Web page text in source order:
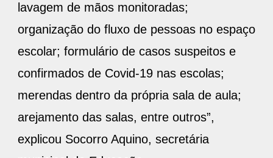
lavagem de mãos monitoradas;
organização do fluxo de pessoas no espaço
escolar; formulário de casos suspeitos e
confirmados de Covid-19 nas escolas;
merendas dentro da própria sala de aula;
arejamento das salas, entre outros”,
explicou Socorro Aquino, secretária